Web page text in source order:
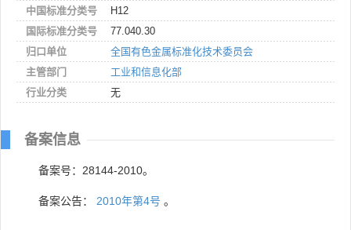
中国标准分类号
H12
国际标准分类号
77.040.30
归口单位
全国有色金属标准化技术委员会
主管部门
工业和信息化部
行业分类
无
备案信息
备案号：28144-2010。
备案公告： 2010年第4号 。